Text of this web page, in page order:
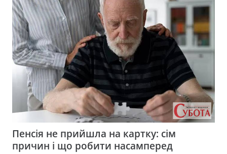
Пенсія не прийшла на картку: сім
причин і що робити насамперед